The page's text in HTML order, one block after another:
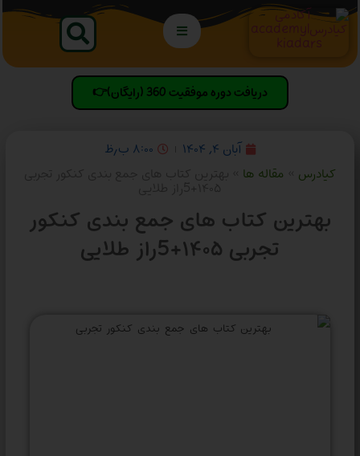
دریافت دوره موفقیت 360 (رایگان)👉
آبان ۴, ۱۴۰۴
۸:۰۰ ب٫ظ
کیادرس
مقاله ها
بهترین کتاب های جمع بندی کنکور
تجربی ۱۴۰۵+5راز طلایی